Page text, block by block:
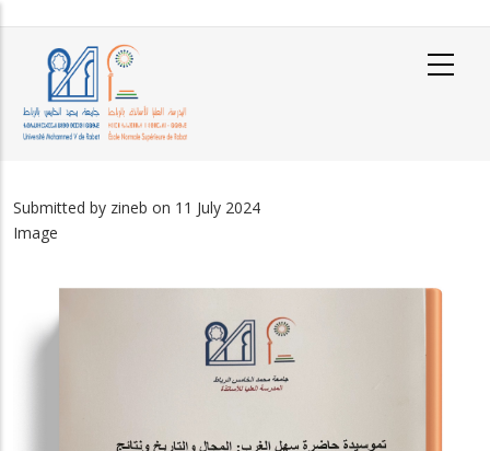
content
Submitted by zineb on 11 July 2024
Image